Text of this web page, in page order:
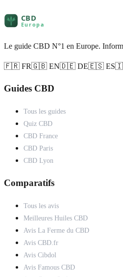
Le guide CBD N°1 en Europe.
🇫🇷 FR🇬🇧 EN🇩🇪 DE🇪🇸 ES
Guides CBD
Tous les guides
Quiz CBD
CBD France
CBD Paris
CBD Lyon
Comparatifs
Tous les avis
Meilleures Huiles CBD
Avis La Ferme du CBD
Avis CBD.fr
Avis Cibdol
Avis Famous CBD